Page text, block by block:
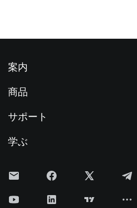
案内
ニュースルーム
F1 Oracle Red Bull Racing 公式スポンサー
クッキーポリシー
商品
現物取引
投資センター
サポート
手数料
学ぶ
Gateニュース